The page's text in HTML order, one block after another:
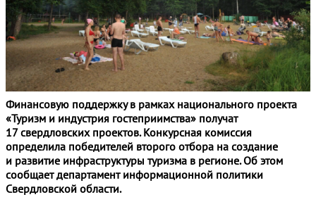
Финансовую поддержку в рамках национального проекта
«Туризм и индустрия гостеприимства» получат
17 свердловских проектов. Конкурсная комиссия
определила победителей второго отбора на создание
и развитие инфраструктуры туризма в регионе. Об этом
сообщает департамент информационной политики
Свердловской области.